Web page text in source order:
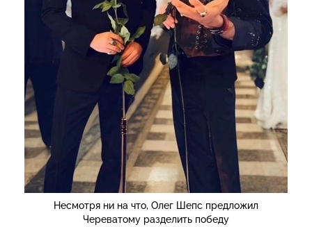
Несмотря ни на что, Олег Шепс предложил
Череватому разделить победу